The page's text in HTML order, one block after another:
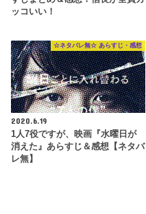
ッコいい！
☆ネタバレ無☆ あらすじ・感想
2020.6.19
1人7役ですが、映画『水曜日が
消えた』あらすじ＆感想【ネタバ
レ無】